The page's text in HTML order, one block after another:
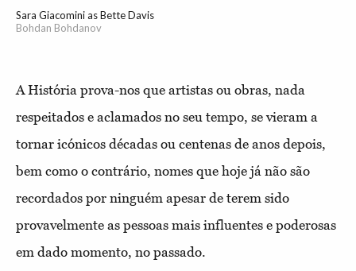
Sara Giacomini as Bette Davis
Bohdan Bohdanov
A História prova-nos que artistas ou obras, nada
respeitados e aclamados no seu tempo, se vieram a
tornar icónicos décadas ou centenas de anos depois,
bem como o contrário, nomes que hoje já não são
recordados por ninguém apesar de terem sido
provavelmente as pessoas mais influentes e poderosas
em dado momento, no passado.